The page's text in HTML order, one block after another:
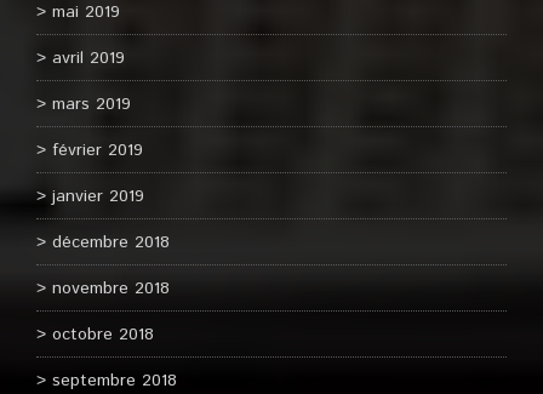
mai 2019
avril 2019
mars 2019
février 2019
janvier 2019
décembre 2018
novembre 2018
octobre 2018
septembre 2018